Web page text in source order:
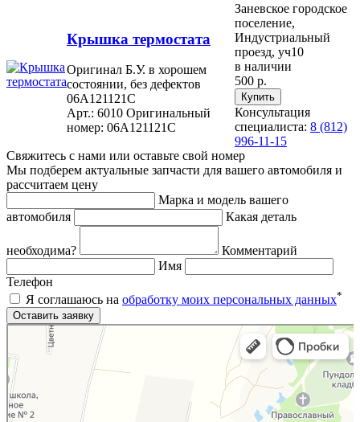
Крышка термостата
Оригинал Б.У. в хорошем
состоянии, без дефектов
06A121121C
Арт.: 6010 Оригинальный
номер: 06A121121C
Заневское городское
поселение,
Индустриальный
проезд, уч10
в наличии
500 р.
Консультация
специалиста: 8 (812)
996-11-15
Свяжитесь с нами или оставьте свой номер
Мы подберем актуальные запчасти для вашего автомобиля и
рассчитаем цену
Марка и модель вашего
автомобиля
Какая деталь
необходима?
Комментарий
Имя
Телефон
Я соглашаюсь на обработку моих персональных данных*
Яндекс.Карты
Яндекс.Карты — поиск мест и адресов, городской транспорт